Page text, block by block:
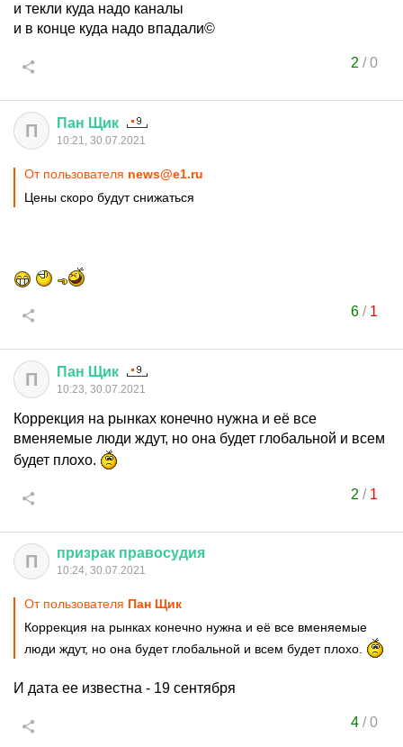
и текли куда надо каналы
и в конце куда надо впадали©
2 /0
П Пан Щик
10:21, 30.07.2021
От пользователя news@e1.ru
Цены скоро будут снижаться
6/ 1
П Пан Щик
10:23, 30.07.2021
Коррекция на рынках конечно нужна и её все
вменяемые люди ждут, но она будет глобальной и всем
будет плохо.
2 / 1
П призрак правосудия
10:24, 30.07.2021
От пользователя Пан Щик
Коррекция на рынках конечно нужна и её все вменяемые
люди ждут, но она будет глобальной и всем будет плохо.
И дата ее известна - 19 сентября
4/0